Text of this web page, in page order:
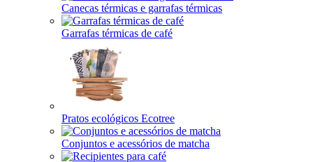
Canecas térmicas e garrafas térmicas
Garrafas térmicas de café
Pratos ecológicos Ecotree
Conjuntos e acessórios de matcha